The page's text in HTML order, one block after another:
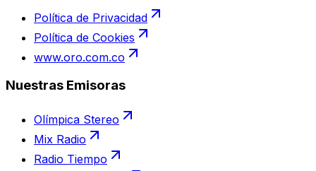
Política de Privacidad
Política de Cookies
www.oro.com.co
Nuestras Emisoras
Olímpica Stereo
Mix Radio
Radio Tiempo